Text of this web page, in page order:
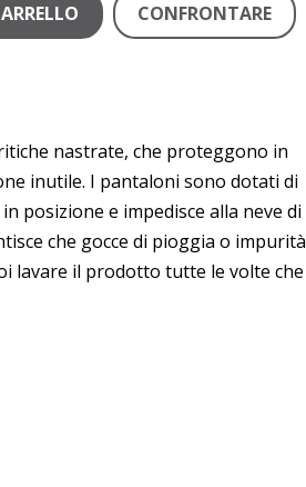
CONFRONTARE
nastrate, che proteggono in
inutile. I pantaloni sono dotati di
posizione e impedisce alla neve di
che gocce di pioggia o impurità
lavare il prodotto tutte le volte che